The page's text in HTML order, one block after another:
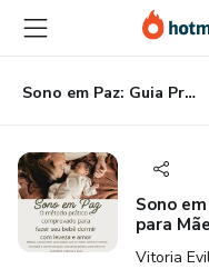
para
conteúdo
principal
para
pagamento
para
rodapé
Sono em Paz: Guia Prático e Comprovado para Mães Exaustas Dormirem Melhor
Sono
para
Vitoria